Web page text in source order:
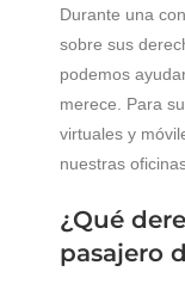
Durante una
sobre sus
podemos
merece. Para
virtuales y
nuestras
¿Qué
pasajero